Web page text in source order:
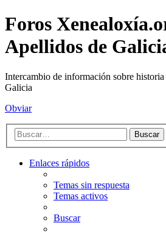
Foros
Apellidos de
Intercambio de información sobre
Galicia
Obviar
Buscar
Enlaces rápidos
Temas sin respuesta
Temas activos
Buscar